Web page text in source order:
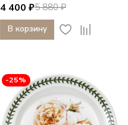
5 880 ₽
4 400 ₽
В корзину
-25%